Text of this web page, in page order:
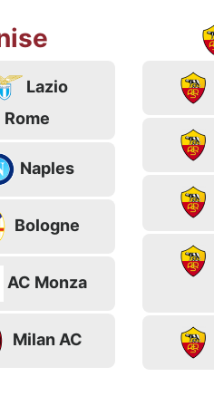
Lazio
Rome
Naples
Bologne
AC Monza
Milan AC